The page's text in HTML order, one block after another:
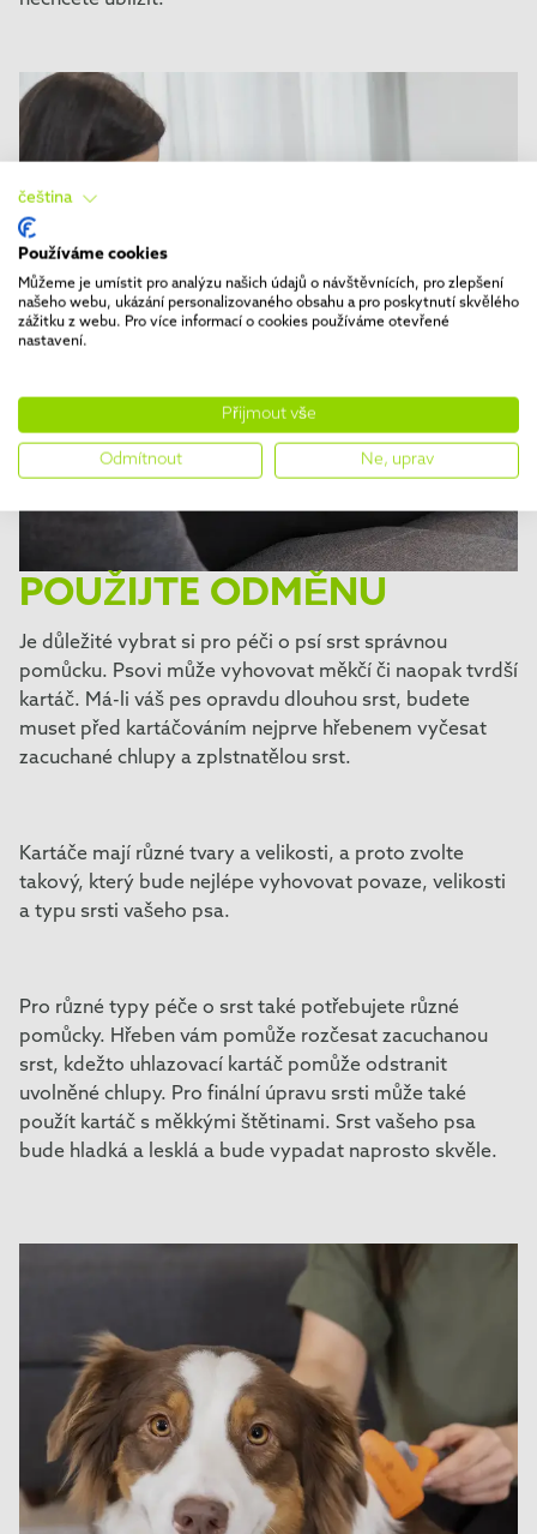
POUŽIJTE ODMĚNU
Je důležité vybrat si pro péči o psí srst správnou
pomůcku. Psovi může vyhovovat měkčí či naopak tvrdší
kartáč. Má-li váš pes opravdu dlouhou srst, budete
muset před kartáčováním nejprve hřebenem vyčesat
zacuchané chlupy a zplstnatělou srst.
Kartáče mají různé tvary a velikosti, a proto zvolte
takový, který bude nejlépe vyhovovat povaze, velikosti
a typu srsti vašeho psa.
Pro různé typy péče o srst také potřebujete různé
pomůcky. Hřeben vám pomůže rozčesat zacuchanou
srst, kdežto uhlazovací kartáč pomůže odstranit
uvolněné chlupy. Pro finální úpravu srsti může také
použít kartáč s měkkými štětinami. Srst vašeho psa
bude hladká a lesklá a bude vypadat naprosto skvěle.
čeština
Používáme cookies
Můžeme je umístit pro analýzu našich údajů o návštěvnících, pro zlepšení
našeho webu, ukázání personalizovaného obsahu a pro poskytnutí skvělého
zážitku z webu. Pro více informací o cookies používáme otevřené
nastavení.
Přijmout vše
Odmítnout Ne, uprav